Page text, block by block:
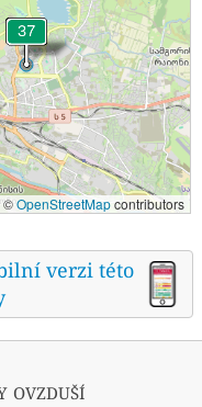
©OpenStreetMapcontributors
verzi této
ovzduší